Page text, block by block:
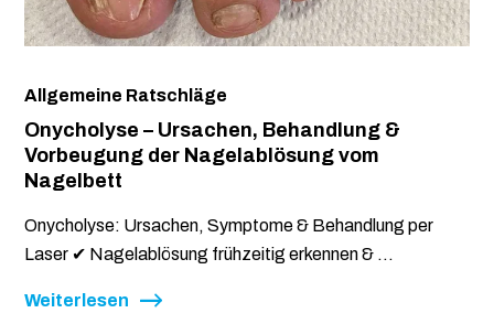
Allgemeine Ratschläge
Onycholyse – Ursachen, Behandlung &
Vorbeugung der Nagelablösung vom
Nagelbett
Onycholyse: Ursachen, Symptome & Behandlung per
Laser ✔ Nagelablösung frühzeitig erkennen & ...
Weiterlesen